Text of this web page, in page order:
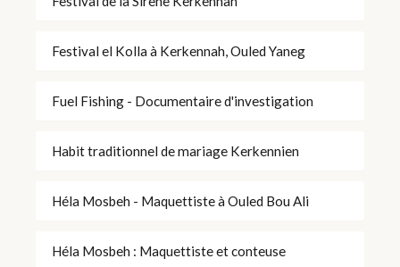
Festival el Kolla à Kerkennah, Ouled Yaneg
Fuel Fishing - Documentaire d'investigation
Habit traditionnel de mariage Kerkennien
Héla Mosbeh - Maquettiste à Ouled Bou Ali
Héla Mosbeh : Maquettiste et conteuse